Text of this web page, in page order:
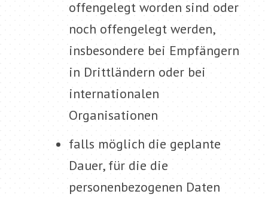
offengelegt worden sind oder
noch offengelegt werden,
insbesondere bei Empfängern
in Drittländern oder bei
internationalen
Organisationen
falls möglich die geplante
Dauer, für die die
personenbezogenen Daten